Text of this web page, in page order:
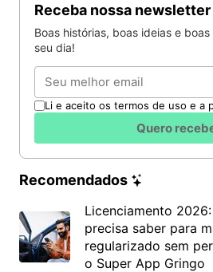
Receba nossa newsletter
Boas histórias, boas ideias e
seu dia!
Email
Li e aceito os termos de uso e a
Quero
Recomendados
Licenciamento
precisa saber para
regularizado sem
o Super App Gringo